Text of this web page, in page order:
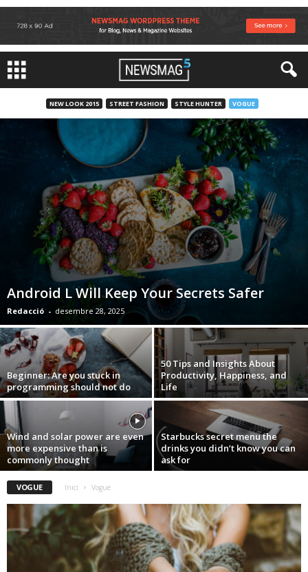
NEW LOOK 2015 STREET FASHION STYLE HUNTER VOGUE
Android L Will Keep Your Secrets Safer
Redacció - desembre 28, 2025
Beginner: Are you stuck in
programming should not do
50 Tips and Insights About
Productivity, Happiness, and
Life
Wind and solar power are even
more expensive than is
commonly thought
Starbucks secret menu the
drinks you didn’t know you can
ask for
VOGUE Inici Vogue